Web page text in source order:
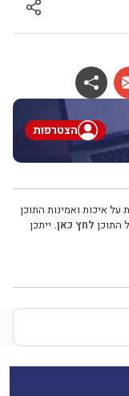
הצטרפות
איכות ואמינות התוכן
התוכן לחץ כאן. ייתכן